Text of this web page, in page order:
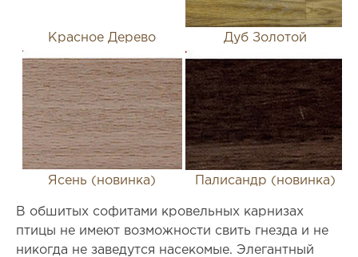
Красное Дерево Дуб Золотой
Ясень (новинка) Палисандр (новинка)
В обшитых софитами кровельных карнизах
птицы не имеют возможности свить гнезда и не
никогда не заведутся насекомые. Элегантный